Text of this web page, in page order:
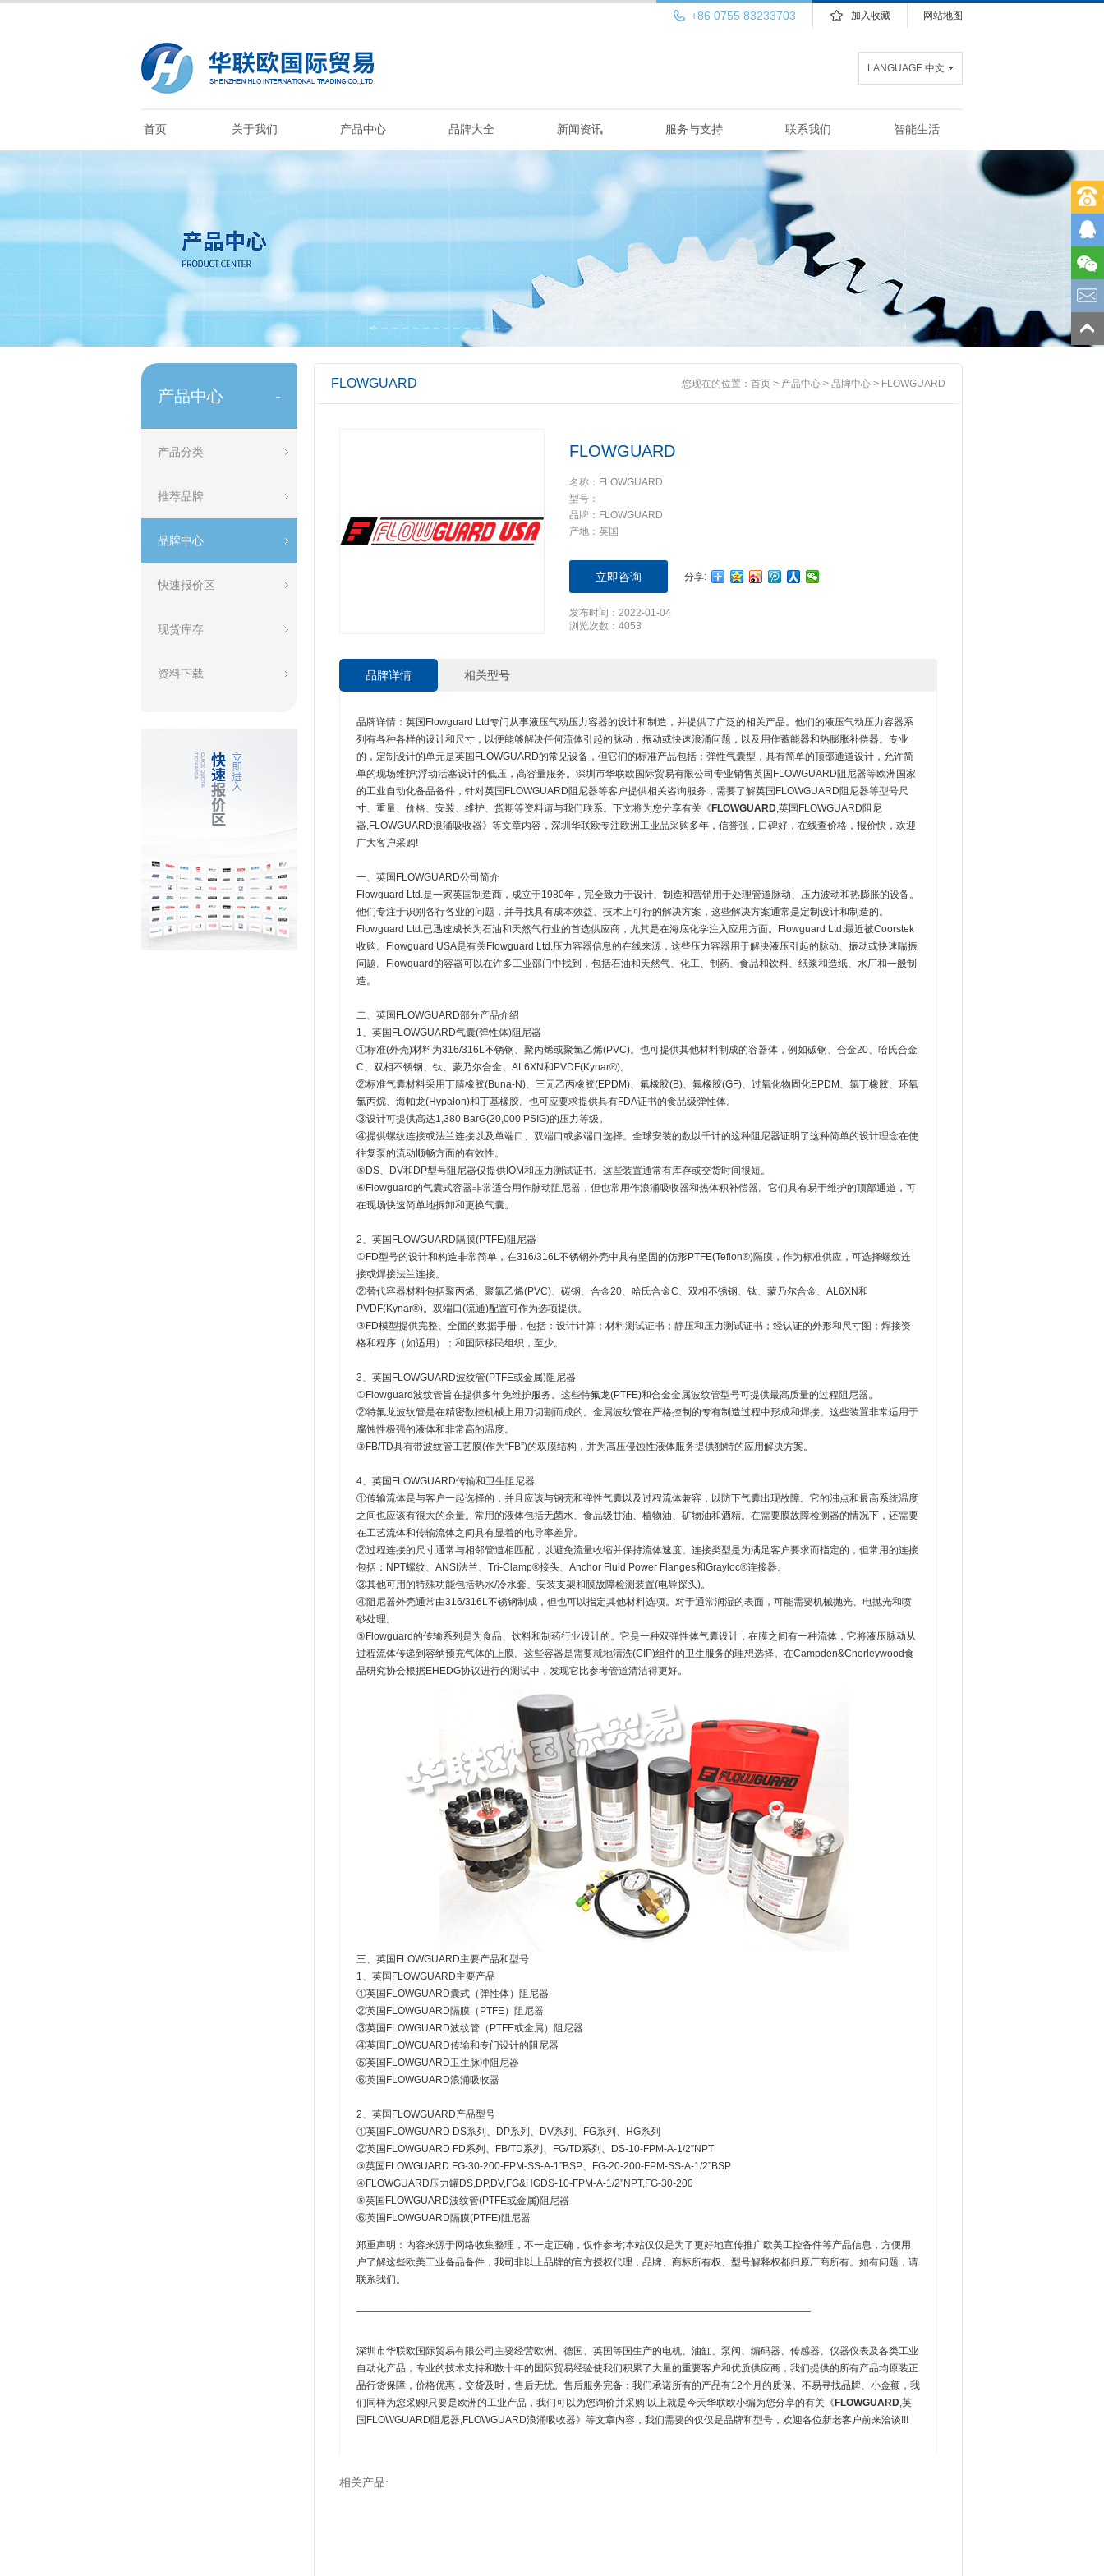
网站地图
加入收藏
+86 0755 83233703
LANGUAGE 中文
首页 关于我们 产品中心 品牌大全 新闻资讯 服务与支持 联系我们 智能生活
产品中心 -
产品分类
推荐品牌
品牌中心
快速报价区
现货库存
资料下载
FLOWGUARD 您现在的位置： 首页 > 产品中心 > 品牌中心 > FLOWGUARD
FLOWGUARD
名称：FLOWGUARD
型号：
品牌：FLOWGUARD
产地：英国
立即咨询 分享:
发布时间：2022-01-04
浏览次数：4053
品牌详情 相关型号
品牌详情：英国Flowguard Ltd专门从事液压气动压力容器的设计和制造，并提供了广泛的相关产品。他们的液压气动压力容器系
列有各种各样的设计和尺寸，以便能够解决任何流体引起的脉动，振动或快速浪涌问题，以及用作蓄能器和热膨胀补偿器。专业
的，定制设计的单元是英国FLOWGUARD的常见设备，但它们的标准产品包括：弹性气囊型，具有简单的顶部通道设计，允许简
单的现场维护;浮动活塞设计的低压，高容量服务。深圳市华联欧国际贸易有限公司专业销售英国FLOWGUARD阻尼器等欧洲国家
的工业自动化备品备件，针对英国FLOWGUARD阻尼器等客户提供相关咨询服务，需要了解英国FLOWGUARD阻尼器等型号尺
寸、重量、价格、安装、维护、货期等资料请与我们联系。下文将为您分享有关《 FLOWGUARD,英国FLOWGUARD阻尼
器,FLOWGUARD浪涌吸收器》等文章内容，深圳华联欧专注欧洲工业品采购多年，信誉强，口碑好，在线查价格，报价快，欢迎
广大客户采购!
​一、英国FLOWGUARD公司简介
Flowguard Ltd.是一家英国制造商，成立于1980年，完全致力于设计、制造和营销用于处理管道脉动、压力波动和热膨胀的设备。
他们专注于识别各行各业的问题，并寻找具有成本效益、技术上可行的解决方案，这些解决方案通常是定制设计和制造的。
Flowguard Ltd.已迅速成长为石油和天然气行业的首选供应商，尤其是在海底化学注入应用方面。Flowguard Ltd.最近被Coorstek
收购。Flowguard USA是有关Flowguard Ltd.压力容器信息的在线来源，这些压力容器用于解决液压引起的脉动、振动或快速喘振
问题。Flowguard的容器可以在许多工业部门中找到，包括石油和天然气、化工、制药、食品和饮料、纸浆和造纸、水厂和一般制
造。
二、英国FLOWGUARD部分产品介绍
1、英国FLOWGUARD气囊(弹性体)阻尼器
①标准(外壳)材料为316/316L不锈钢、聚丙烯或聚氯乙烯(PVC)。也可提供其他材料制成的容器体，例如碳钢、合金20、哈氏合金
C、双相不锈钢、钛、蒙乃尔合金、AL6XN和PVDF(Kynar®)。
②标准气囊材料采用丁腈橡胶(Buna-N)、三元乙丙橡胶(EPDM)、氟橡胶(B)、氟橡胶(GF)、过氧化物固化EPDM、氯丁橡胶、环氧
氯丙烷、海帕龙(Hypalon)和丁基橡胶。也可应要求提供具有FDA证书的食品级弹性体。
③设计可提供高达1,380 BarG(20,000 PSIG)的压力等级。
④提供螺纹连接或法兰连接以及单端口、双端口或多端口选择。全球安装的数以千计的这种阻尼器证明了这种简单的设计理念在使
往复泵的流动顺畅方面的有效性。
⑤DS、DV和DP型号阻尼器仅提供IOM和压力测试证书。这些装置通常有库存或交货时间很短。
⑥Flowguard的气囊式容器非常适合用作脉动阻尼器，但也常用作浪涌吸收器和热体积补偿器。它们具有易于维护的顶部通道，可
在现场快速简单地拆卸和更换气囊。
2、英国FLOWGUARD隔膜(PTFE)阻尼器
①FD型号的设计和构造非常简单，在316/316L不锈钢外壳中具有坚固的仿形PTFE(Teflon®)隔膜，作为标准供应，可选择螺纹连
接或焊接法兰连接。
②替代容器材料包括聚丙烯、聚氯乙烯(PVC)、碳钢、合金20、哈氏合金C、双相不锈钢、钛、蒙乃尔合金、AL6XN和
PVDF(Kynar®)。双端口(流通)配置可作为选项提供。
③FD模型提供完整、全面的数据手册，包括：设计计算；材料测试证书；静压和压力测试证书；经认证的外形和尺寸图；焊接资
格和程序（如适用）；和国际移民组织，至少。
3、英国FLOWGUARD波纹管(PTFE或金属)阻尼器
①Flowguard波纹管旨在提供多年免维护服务。这些特氟龙(PTFE)和合金金属波纹管型号可提供最高质量的过程阻尼器。
②特氟龙波纹管是在精密数控机械上用刀切割而成的。金属波纹管在严格控制的专有制造过程中形成和焊接。这些装置非常适用于
腐蚀性极强的液体和非常高的温度。
③FB/TD具有带波纹管工艺膜(作为“FB”)的双膜结构，并为高压侵蚀性液体服务提供独特的应用解决方案。
4、英国FLOWGUARD传输和卫生阻尼器
①传输流体是与客户一起选择的，并且应该与钢壳和弹性气囊以及过程流体兼容，以防下气囊出现故障。它的沸点和最高系统温度
之间也应该有很大的余量。常用的液体包括无菌水、食品级甘油、植物油、矿物油和酒精。在需要膜故障检测器的情况下，还需要
在工艺流体和传输流体之间具有显着的电导率差异。
②过程连接的尺寸通常与相邻管道相匹配，以避免流量收缩并保持流体速度。连接类型是为满足客户要求而指定的，但常用的连接
包括：NPT螺纹、ANSI法兰、Tri-Clamp®接头、Anchor Fluid Power Flanges和Grayloc®连接器。
③其他可用的特殊功能包括热水/冷水套、安装支架和膜故障检测装置(电导探头)。
④阻尼器外壳通常由316/316L不锈钢制成，但也可以指定其他材料选项。对于通常润湿的表面，可能需要机械抛光、电抛光和喷
砂处理。
⑤Flowguard的传输系列是为食品、饮料和制药行业设计的。它是一种双弹性体气囊设计，在膜之间有一种流体，它将液压脉动从
过程流体传递到容纳预充气体的上膜。这些容器是需要就地清洗(CIP)组件的卫生服务的理想选择。在Campden&Chorleywood食
品研究协会根据EHEDG协议进行的测试中，发现它比参考管道清洁得更好。
三、英国FLOWGUARD主要产品和型号
1、英国FLOWGUARD主要产品
①英国FLOWGUARD囊式（弹性体）阻尼器
②英国FLOWGUARD隔膜（PTFE）阻尼器
③英国FLOWGUARD波纹管（PTFE或金属）阻尼器
④英国FLOWGUARD传输和专门设计的阻尼器
⑤英国FLOWGUARD卫生脉冲阻尼器
⑥英国FLOWGUARD浪涌吸收器
2、英国FLOWGUARD产品型号
①英国FLOWGUARD DS系列、DP系列、DV系列、FG系列、HG系列
②英国FLOWGUARD FD系列、FB/TD系列、FG/TD系列、DS-10-FPM-A-1/2”NPT
③英国FLOWGUARD FG-30-200-FPM-SS-A-1”BSP、FG-20-200-FPM-SS-A-1/2”BSP
④FLOWGUARD压力罐DS,DP,DV,FG&HGDS-10-FPM-A-1/2”NPT,FG-30-200
⑤英国FLOWGUARD波纹管(PTFE或金属)阻尼器
⑥英国FLOWGUARD隔膜(PTFE)阻尼器
郑重声明：内容来源于网络收集整理，不一定正确，仅作参考;本站仅仅是为了更好地宣传推广欧美工控备件等产品信息，方便用
户了解这些欧美工业备品备件，我司非以上品牌的官方授权代理，品牌、商标所有权、型号解释权都归原厂商所有。如有问题，请
联系我们。
深圳市华联欧国际贸易有限公司主要经营欧洲、德国、英国等国生产的电机、油缸、泵阀、编码器、传感器、仪器仪表及各类工业
自动化产品，专业的技术支持和数十年的国际贸易经验使我们积累了大量的重要客户和优质供应商，我们提供的所有产品均原装正
品行货保障，价格优惠，交货及时，售后无忧。售后服务完备：我们承诺所有的产品有12个月的质保。不易寻找品牌、小金额，我
们同样为您采购!只要是欧洲的工业产品，我们可以为您询价并采购!以上就是今天华联欧小编为您分享的有关《 FLOWGUARD,英
国FLOWGUARD阻尼器,FLOWGUARD浪涌吸收器》等文章内容，我们需要的仅仅是品牌和型号，欢迎各位新老客户前来洽谈!!!
相关产品: